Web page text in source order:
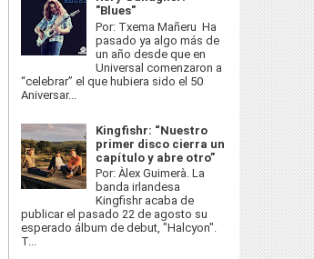
"Blues"
Por: Txema Mañeru Ha
pasado ya algo más de
un año desde que en
Universal comenzaron a
“celebrar” el que hubiera sido el 50
Aniversar...
Kingfishr: “Nuestro
primer disco cierra un
capítulo y abre otro”
Por: Àlex Guimerà. La
banda irlandesa
Kingfishr acaba de
publicar el pasado 22 de agosto su
esperado álbum de debut, "Halcyon".
T...